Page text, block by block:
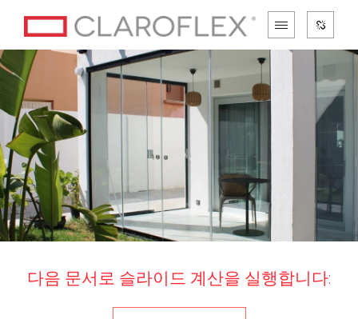
다음 문서로 슬라이드 계산을 실행합니다: